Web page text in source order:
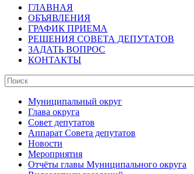
ГЛАВНАЯ
ОБЪЯВЛЕНИЯ
ГРАФИК ПРИЕМА
РЕШЕНИЯ СОВЕТА ДЕПУТАТОВ
ЗАДАТЬ ВОПРОС
КОНТАКТЫ
Муниципальный округ
Глава округа
Совет депутатов
Аппарат Совета депутатов
Новости
Мероприятия
Отчёты главы Муниципального округа